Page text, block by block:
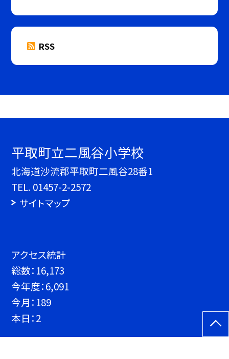
RSS
平取町立二風谷小学校
北海道沙流郡平取町二風谷28番1
TEL. 01457-2-2572
サイトマップ
アクセス統計
総数： 16,173
今年度：6,091
今月： 189
本日：2